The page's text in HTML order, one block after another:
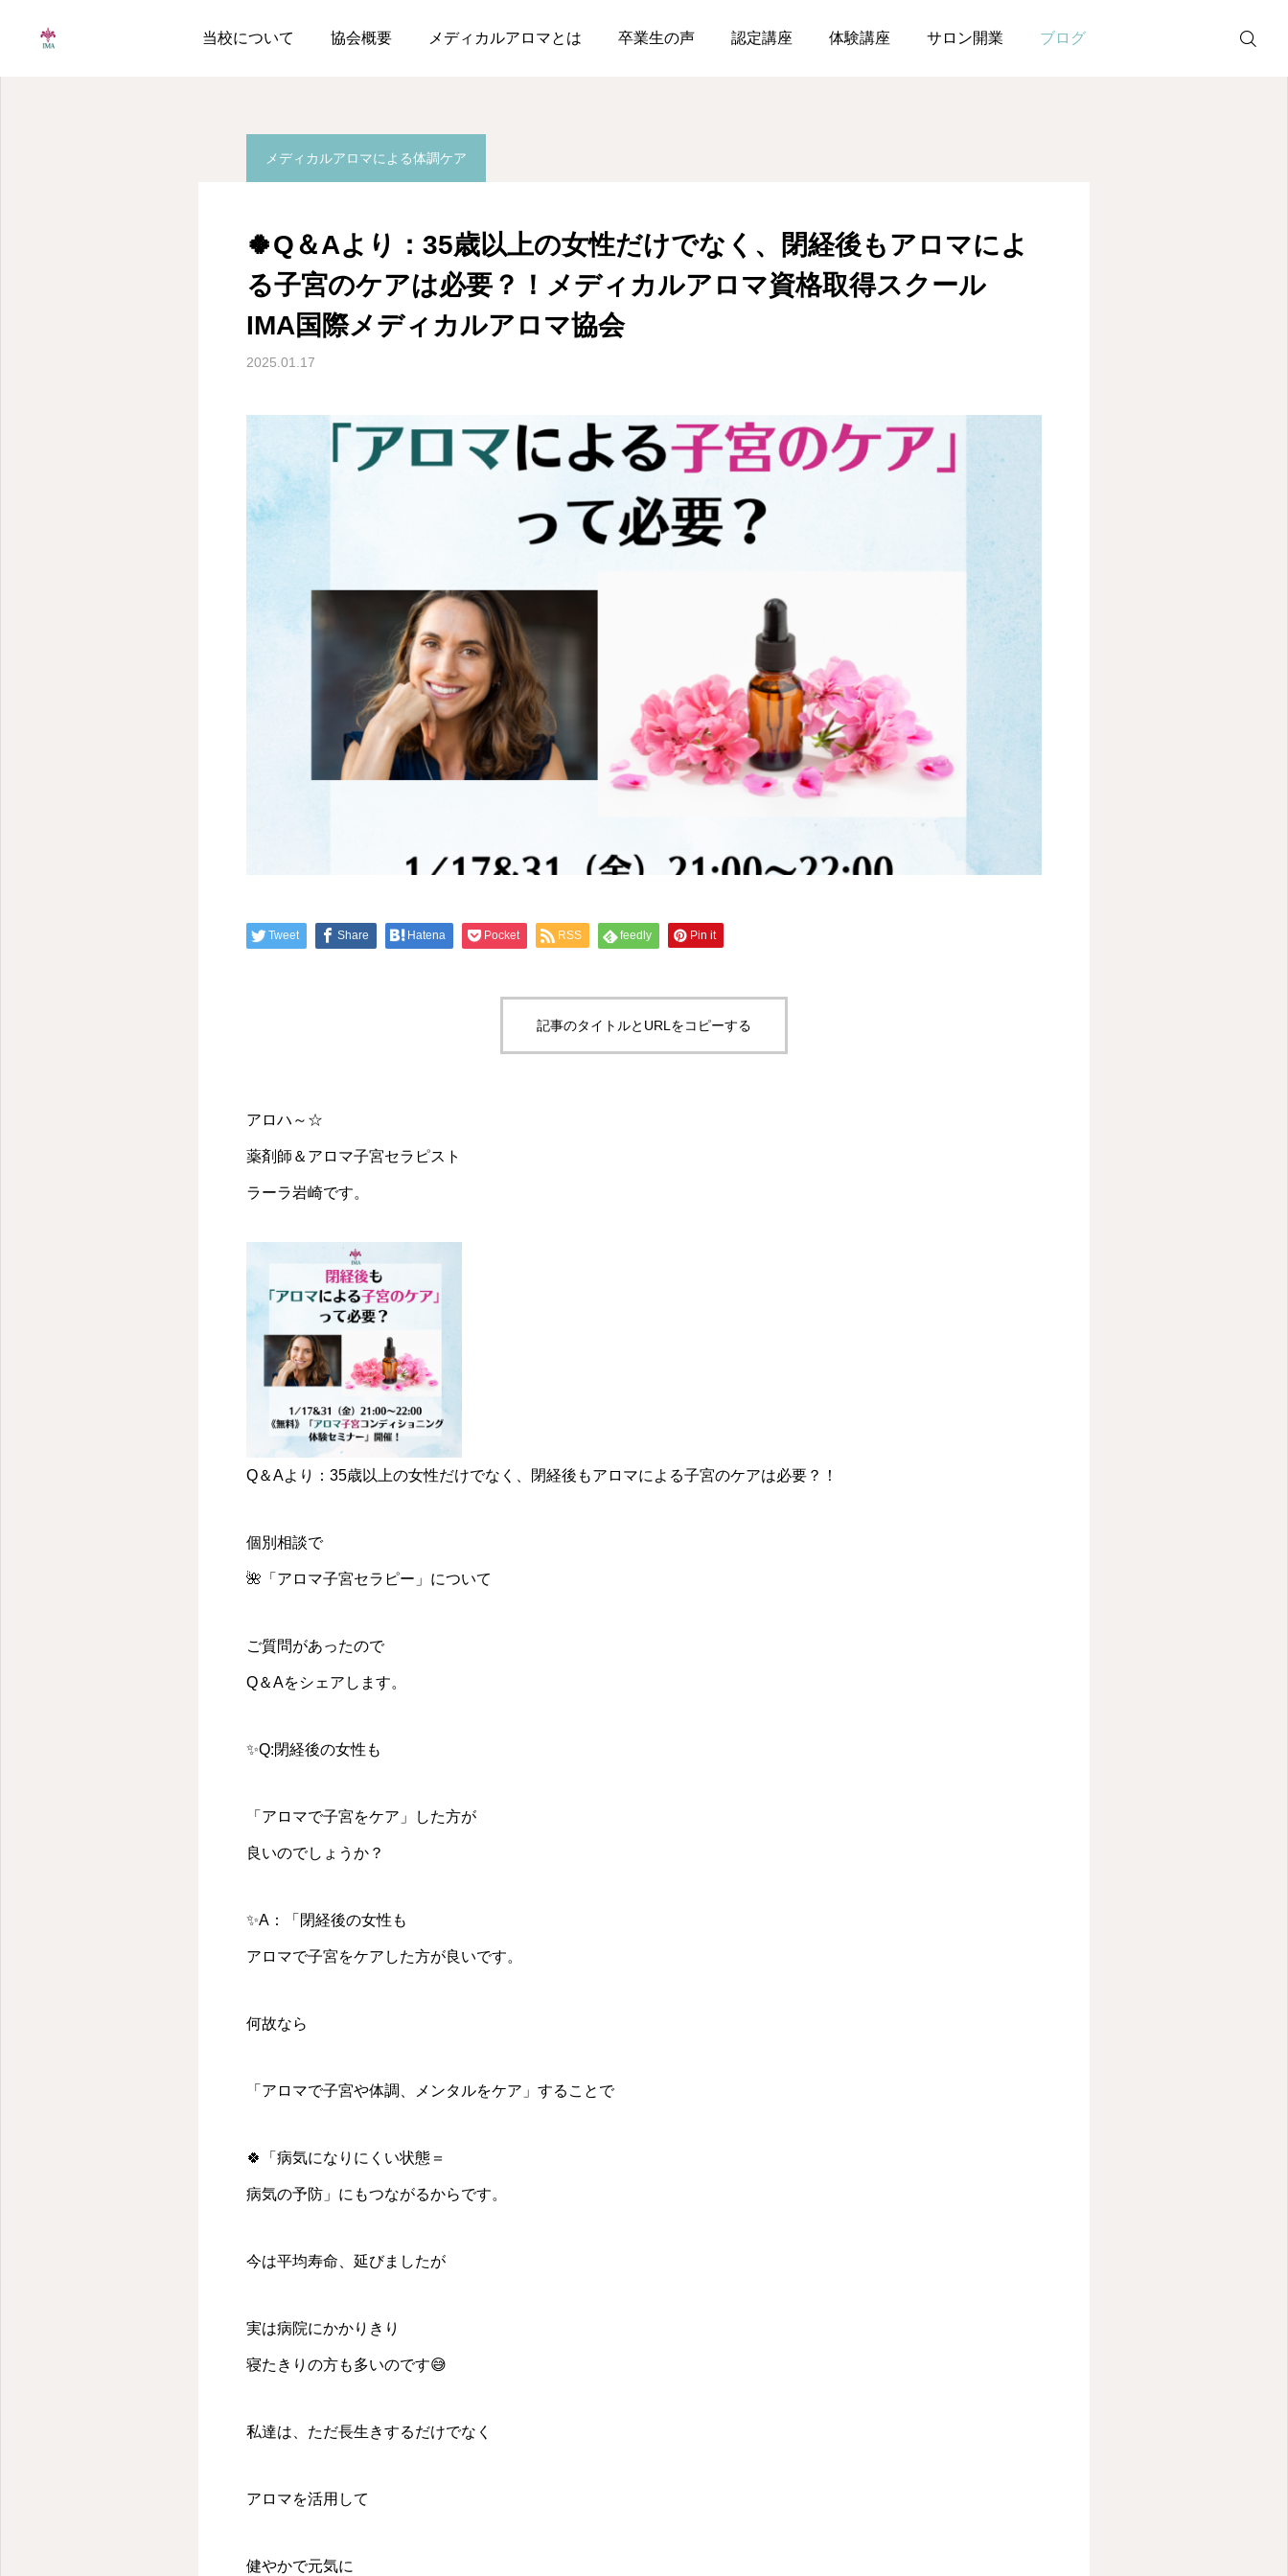
当校について 協会概要 メディカルアロマとは 卒業生の声 認定講座 体験講座 サロン開業 ブログ
アロマ子宮セラピー 🍀Q＆Aより：35歳以上の女性だけでなく、閉経後もアロマによる子宮のケアは必要？！メディカルアロマ資格取得スクール IMA国際メディカルアロマ協会
メディカルアロマによる体調ケア
🍀Q＆Aより：35歳以上の女性だけでなく、閉経後もアロマによ
る子宮のケアは必要？！メディカルアロマ資格取得スクール
IMA国際メディカルアロマ協会
2025.01.17
Tweet Share Hatena Pocket RSS feedly Pin it
記事のタイトルとURLをコピーする
アロハ～☆
薬剤師＆アロマ子宮セラピスト
ラーラ岩崎です。
Q＆Aより：35歳以上の女性だけでなく、閉経後もアロマによる子宮のケアは必要？！
個別相談で
🌺「アロマ子宮セラピー」について
ご質問があったので
Q＆Aをシェアします。
✨Q:閉経後の女性も
「アロマで子宮をケア」した方が
良いのでしょうか？
✨A：「閉経後の女性も
アロマで子宮をケアした方が良いです。
何故なら
「アロマで子宮や体調、メンタルをケア」することで
🍀「病気になりにくい状態＝
病気の予防」にもつながるからです。
今は平均寿命、延びましたが
実は病院にかかりきり
寝たきりの方も多いのです😅
私達は、ただ長生きするだけでなく
アロマを活用して
健やかで元気に